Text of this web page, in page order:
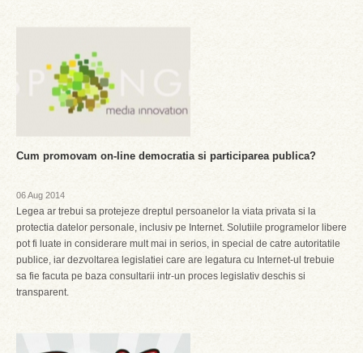
Cum promovam on-line democratia si participarea publica?
06 Aug 2014
Legea ar trebui sa protejeze dreptul persoanelor la viata privata si la
protectia datelor personale, inclusiv pe Internet. Solutiile programelor libere
pot fi luate in considerare mult mai in serios, in special de catre autoritatile
publice, iar dezvoltarea legislatiei care are legatura cu Internet-ul trebuie
sa fie facuta pe baza consultarii intr-un proces legislativ deschis si
transparent.